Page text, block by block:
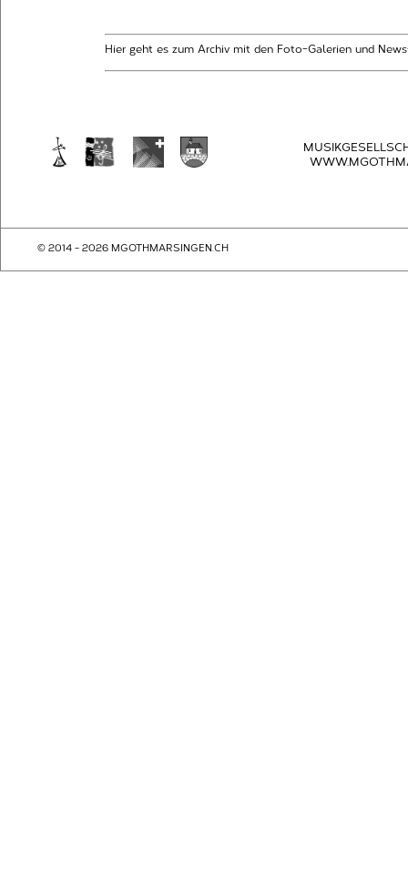
Hier geht es zum Archiv mit den Foto-Galerien und
© 2014 - 2026 MGOTHMARSINGEN.CH